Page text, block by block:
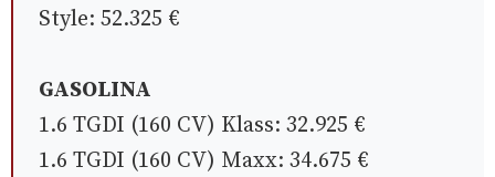
Style: 52.325 €
GASOLINA
1.6 TGDI (160 CV) Klass: 32.925 €
1.6 TGDI (160 CV) Maxx: 34.675 €